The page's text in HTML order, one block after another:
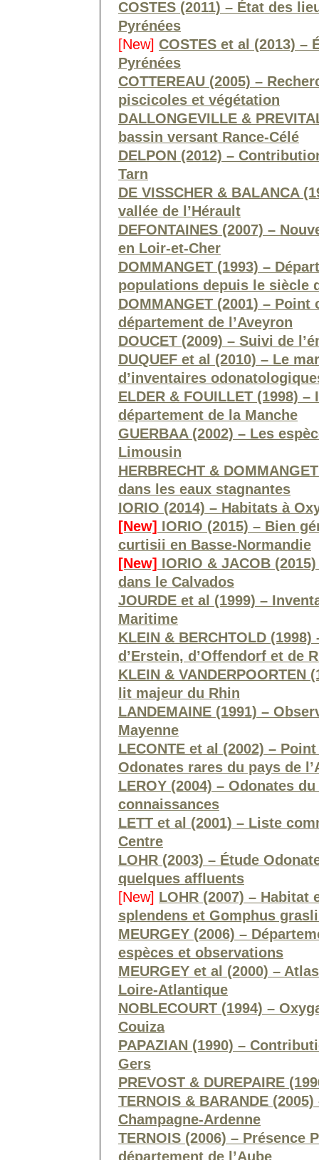
COSTES (2011) – État des
Pyrénées
[New] COSTES et al (2013)
Pyrénées
COTTEREAU (2005) –
piscicoles et végétation
DALLONGEVILLE &
bassin versant Rance-Célé
DELPON (2012) –
Tarn
DE VISSCHER & BALANCA
vallée de l’Hérault
DEFONTAINES (2007) –
en Loir-et-Cher
DOMMANGET (1993) –
populations depuis le siècle
DOMMANGET (2001) –
département de l’Aveyron
DOUCET (2009) – Suivi de
DUQUEF et al (2010) – Le
d’inventaires
ELDER & FOUILLET (1998)
département de la Manche
GUERBAA (2002) – Les
Limousin
HERBRECHT &
dans les eaux stagnantes
IORIO (2014) – Habitats à
[New] IORIO (2015) – Bien
curtisii en Basse-Normandie
[New] IORIO & JACOB
dans le Calvados
JOURDE et al (1999) –
Maritime
KLEIN & BERCHTOLD
d’Erstein, d’Offendorf et de
KLEIN & VANDERPOORTEN
lit majeur du Rhin
LANDEMAINE (1991) –
Mayenne
LECONTE et al (2002) –
Odonates rares du pays de
LEROY (2004) – Odonates
connaissances
LETT et al (2001) – Liste
Centre
LOHR (2003) – Étude
quelques affluents
[New] LOHR (2007) –
splendens et Gomphus
MEURGEY (2006) –
espèces et observations
MEURGEY et al (2000) –
Loire-Atlantique
NOBLECOURT (1994) –
Couiza
PAPAZIAN (1990) –
Gers
PREVOST & DUREPAIRE
TERNOIS & BARANDE
Champagne-Ardenne
TERNOIS (2006) – Présence
département de l’Aube